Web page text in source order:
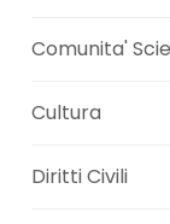
Comunita'
Cultura
Diritti Civili